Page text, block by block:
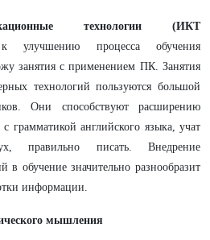
технологии (ИКТ
улучшению процесса обучения
занятия с применением ПК. Занятия
технологий пользуются большой
Они способствуют расширению
с грамматикой английского языка, учат
правильно писать. Внедрение
обучение значительно разнообразит
информации.
мышления